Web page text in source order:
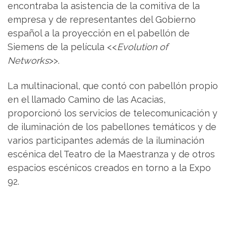
encontraba la asistencia de la comitiva de la
empresa y de representantes del Gobierno
español a la proyección en el pabellón de
Siemens de la película <<Evolution of
Networks>>.
La multinacional, que contó con pabellón propio
en el llamado Camino de las Acacias,
proporcionó los servicios de telecomunicación y
de iluminación de los pabellones temáticos y de
varios participantes además de la iluminación
escénica del Teatro de la Maestranza y de otros
espacios escénicos creados en torno a la Expo
92.